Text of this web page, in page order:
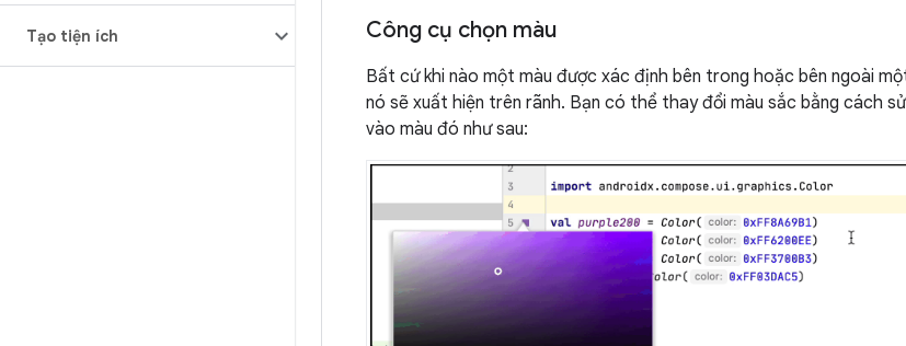
Tạo tiện ích Công cụ chọn màu
Bất cứ khi nào một màu được xác định bên trong hoặc bên ngoài
nó sẽ xuất hiện trên rãnh. Bạn có thể thay đổi màu sắc bằng cách
vào màu đó như sau: